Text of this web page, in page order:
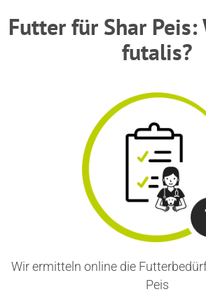
Futter für Shar Peis:
futalis?
Wir ermitteln online die
Peis